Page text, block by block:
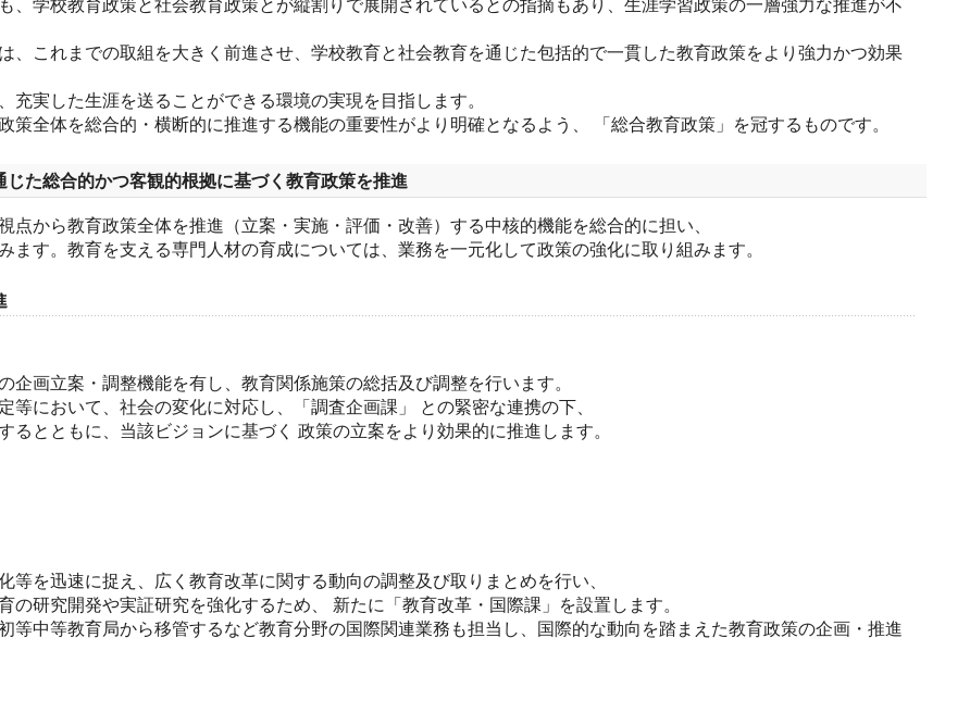
、学校教育政策と社会教育政策とが縦割りで展開されているとの指摘もあり、生涯学習政策の一層強力な推進が不
、これまでの取組を大きく前進させ、学校教育と社会教育を通じた包括的で一貫した教育政策をより強力かつ効果
実した生涯を送ることができる環境の実現を目指します。
全体を総合的・横断的に推進する機能の重要性がより明確となるよう、 「総合教育政策」を冠するものです。
た総合的かつ客観的根拠に基づく教育政策を推進
から教育政策全体を推進（立案・実施・評価・改善）する中核的機能を総合的に担い、
す。教育を支える専門人材の育成については、業務を一元化して政策の強化に取り組みます。
画立案・調整機能を有し、教育関係施策の総括及び調整を行います。
等において、社会の変化に対応し、「調査企画課」 との緊密な連携の下、
とともに、当該ビジョンに基づく 政策の立案をより効果的に推進します。
を迅速に捉え、広く教育改革に関する動向の調整及び取りまとめを行い、
研究開発や実証研究を強化するため、 新たに「教育改革・国際課」を設置します。
等中等教育局から移管するなど教育分野の国際関連業務も担当し、国際的な動向を踏まえた教育政策の企画・推進